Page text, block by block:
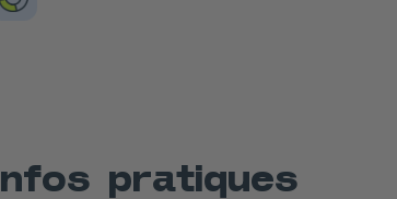
Infos pratiques